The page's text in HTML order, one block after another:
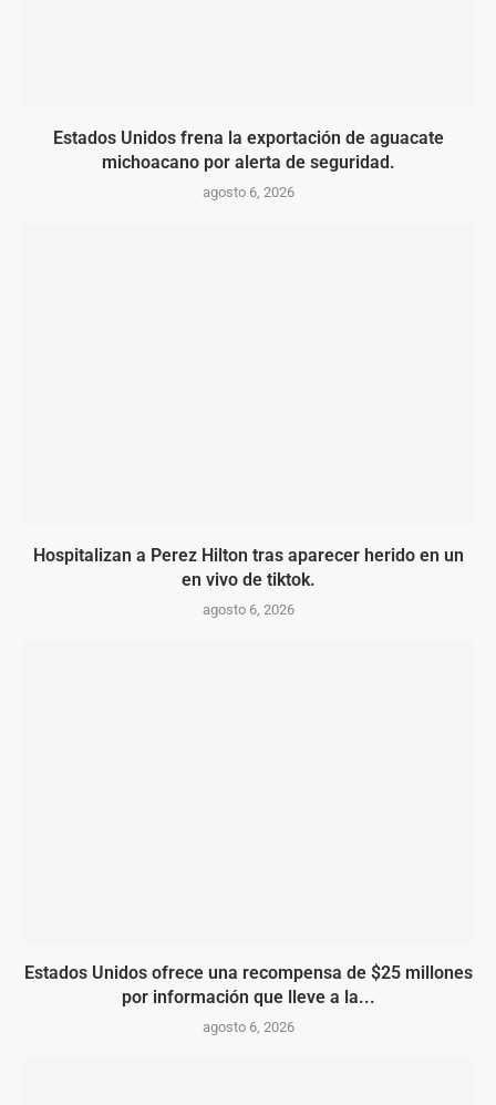
Estados Unidos frena la exportación de aguacate
michoacano por alerta de seguridad.
agosto 6, 2026
Hospitalizan a Perez Hilton tras aparecer herido en un
en vivo de tiktok.
agosto 6, 2026
Estados Unidos ofrece una recompensa de $25 millones
por información que lleve a la...
agosto 6, 2026